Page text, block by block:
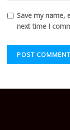
Save my name,
next time I